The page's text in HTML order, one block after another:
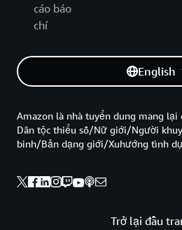
cáo báo
chí
English
Trở lại đầu
Amazon là nhà tuyển dung mang
Dân tộc thiểu số/Nữ giới/Người
binh/Bản dạng giới/Xuhướng tình